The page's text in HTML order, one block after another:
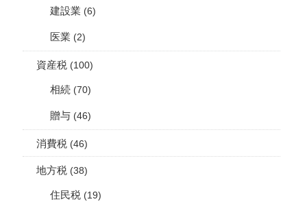
建設業 (6)
医業 (2)
資産税 (100)
相続 (70)
贈与 (46)
消費税 (46)
地方税 (38)
住民税 (19)